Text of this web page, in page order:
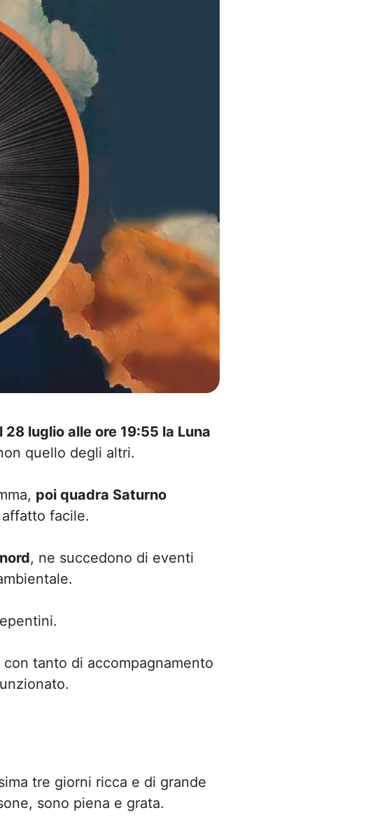
28 luglio alle ore 19:55 la Luna
quello degli altri.
poi quadra Saturno
facile.
, ne succedono di eventi
con tanto di accompagnamento
tre giorni ricca e di grande
sono piena e grata.